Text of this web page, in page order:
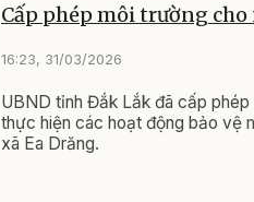
Cấp phép môi trường
16:23, 31/03/2026
UBND tỉnh Đắk Lắk đã cấp
thực hiện các hoạt động bảo vệ
xã Ea Drăng.